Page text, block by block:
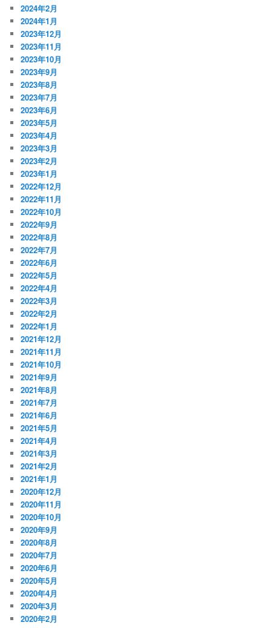
2024年2月
2024年1月
2023年12月
2023年11月
2023年10月
2023年9月
2023年8月
2023年7月
2023年6月
2023年5月
2023年4月
2023年3月
2023年2月
2023年1月
2022年12月
2022年11月
2022年10月
2022年9月
2022年8月
2022年7月
2022年6月
2022年5月
2022年4月
2022年3月
2022年2月
2022年1月
2021年12月
2021年11月
2021年10月
2021年9月
2021年8月
2021年7月
2021年6月
2021年5月
2021年4月
2021年3月
2021年2月
2021年1月
2020年12月
2020年11月
2020年10月
2020年9月
2020年8月
2020年7月
2020年6月
2020年5月
2020年4月
2020年3月
2020年2月